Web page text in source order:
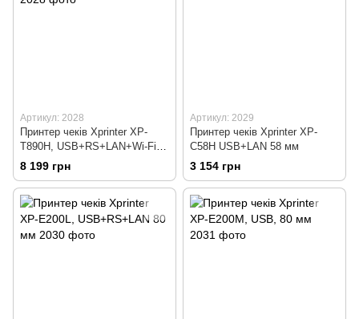
Артикул: 2028
Принтер чеків Xprinter XP-
T890H, USB+RS+LAN+Wi-Fi
80 мм
8 199 грн
Артикул: 2029
Принтер чеків Xprinter XP-
С58H USB+LAN 58 мм
3 154 грн